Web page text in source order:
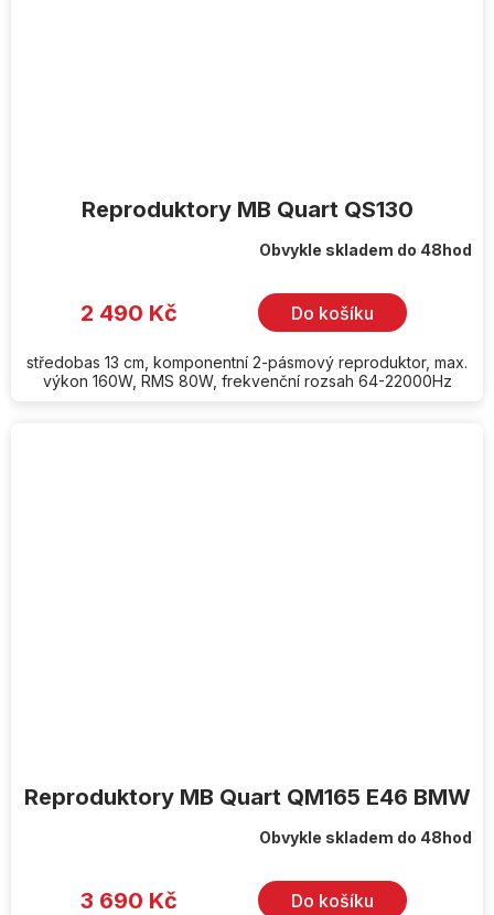
Reproduktory MB Quart QS130
Obvykle skladem do 48hod
2 490 Kč Do košíku
středobas 13 cm, komponentní 2-pásmový reproduktor, max.
výkon 160W, RMS 80W, frekvenční rozsah 64-22000Hz
Reproduktory MB Quart QM165 E46 BMW
Obvykle skladem do 48hod
3 690 Kč Do košíku